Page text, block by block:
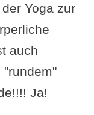
Yoga zur
auch
Ja!